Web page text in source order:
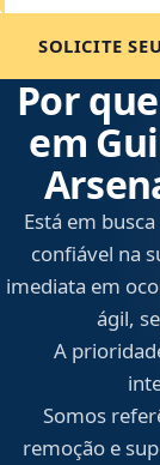
SOLICITE
Por
em
Está em
confiável na
imediata em
ágil,
A
Somos
remoção e